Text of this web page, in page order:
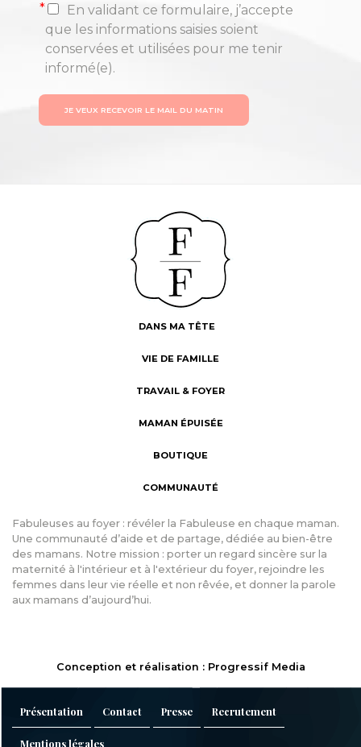
*
En validant ce formulaire, j’accepte
que les informations saisies soient
conservées et utilisées pour me tenir
informé(e).
JE VEUX RECEVOIR LE MAIL DU MATIN
DANS MA TÊTE
VIE DE FAMILLE
TRAVAIL & FOYER
MAMAN ÉPUISÉE
BOUTIQUE
COMMUNAUTÉ
Fabuleuses au foyer : révéler la Fabuleuse en chaque maman.
Une communauté d’aide et de partage, dédiée au bien-être
des mamans. Notre mission : porter un regard sincère sur la
maternité à l'intérieur et à l'extérieur du foyer, rejoindre les
femmes dans leur vie réelle et non rêvée, et donner la parole
aux mamans d’aujourd’hui.
Conception et réalisation : Progressif Media
Présentation Contact Presse Recrutement
Mentions légales